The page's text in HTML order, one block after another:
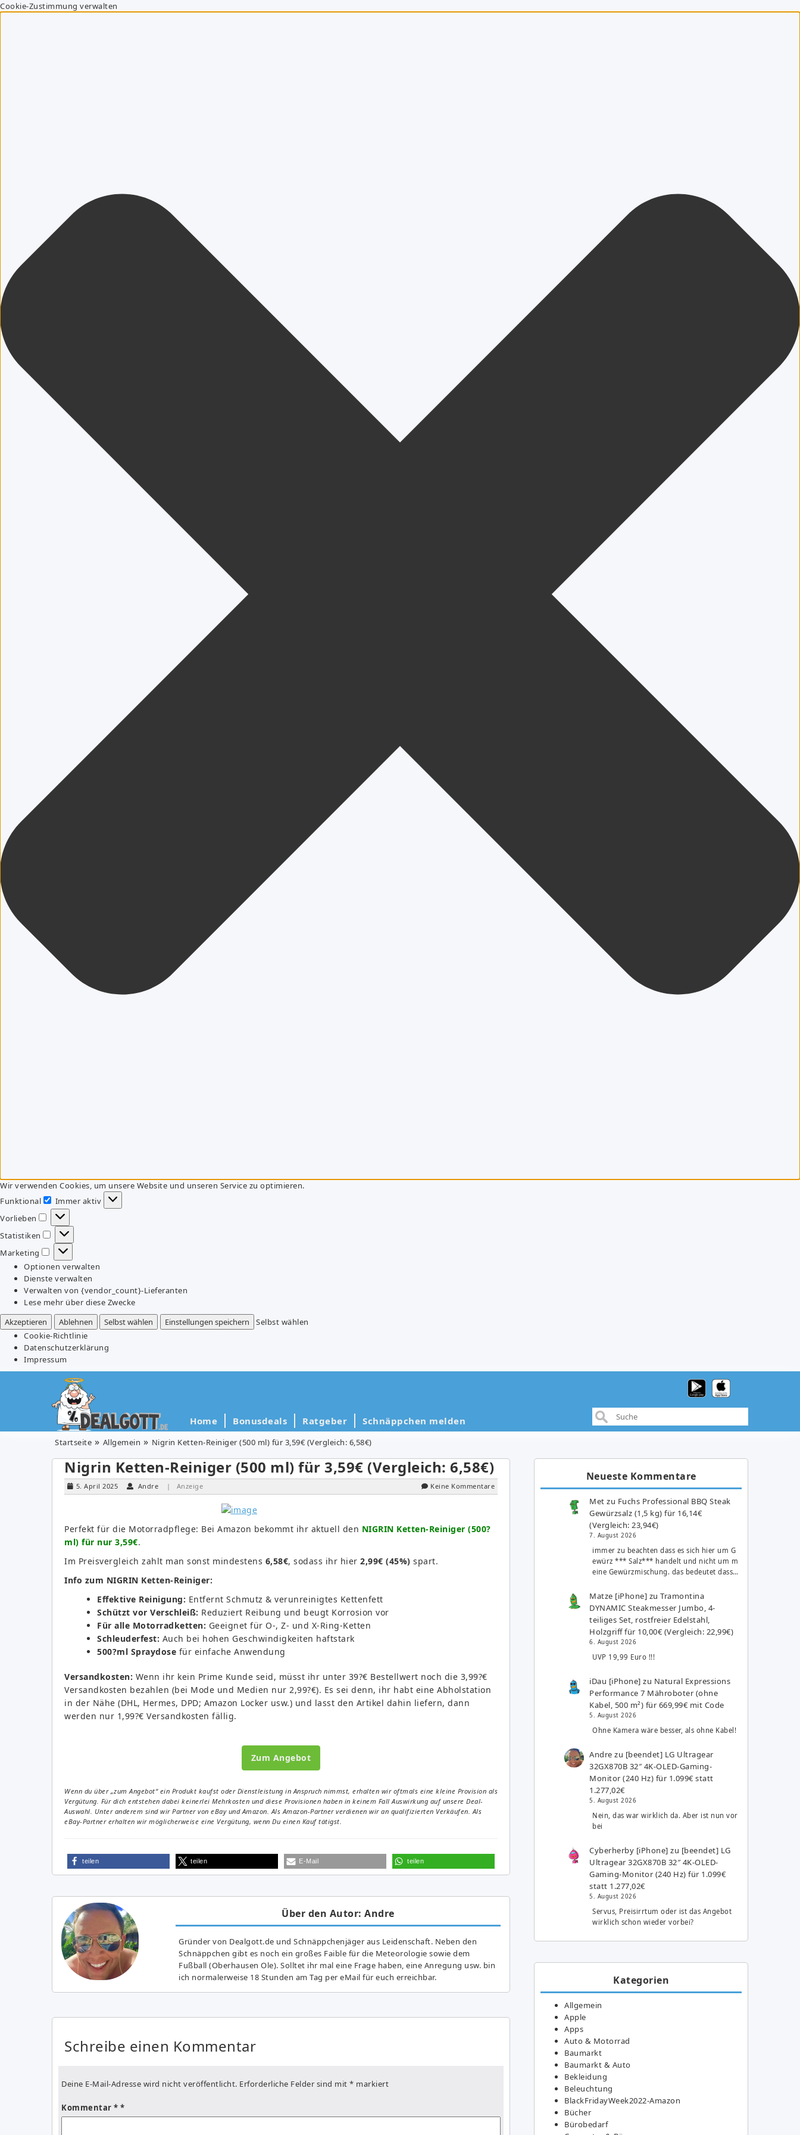
Cookie-Zustimmung verwalten
Wir verwenden Cookies, um unsere Website und unseren Service zu optimieren.
Funktional
Funktional
Immer aktiv
Vorlieben
Vorlieben
Statistiken
Statistiken
Marketing
Marketing
Optionen verwalten
Dienste verwalten
Verwalten von {vendor_count}-Lieferanten
Lese mehr über diese Zwecke
Akzeptieren
Ablehnen Selbst wählen Einstellungen speichern
Selbst wählen
Cookie-Richtlinie
Datenschutzerklärung
Impressum
Home Bonusdeals Ratgeber Schnäppchen melden
Startseite Allgemein Nigrin Ketten-Reiniger (500 ml) für 3,59€ (Vergleich: 6,58€)
Nigrin Ketten-Reiniger (500 ml) für 3,59€ (Vergleich: 6,58€)
5. April 2025 Andre | Anzeige Keine Kommentare
Perfekt für die Motorradpflege: Bei Amazon bekommt ihr aktuell den NIGRIN Ketten-Reiniger (500?
ml) für nur 3,59€.
Im Preisvergleich zahlt man sonst mindestens 6,58€, sodass ihr hier 2,99€ (45%) spart.
Info zum NIGRIN Ketten-Reiniger:
Effektive Reinigung: Entfernt Schmutz & verunreinigtes Kettenfett
Schützt vor Verschleiß: Reduziert Reibung und beugt Korrosion vor
Für alle Motorradketten: Geeignet für O-, Z- und X-Ring-Ketten
Schleuderfest: Auch bei hohen Geschwindigkeiten haftstark
500?ml Spraydose für einfache Anwendung
Versandkosten: Wenn ihr kein Prime Kunde seid, müsst ihr unter 39?€ Bestellwert noch die 3,99?€
Versandkosten bezahlen (bei Mode und Medien nur 2,99?€). Es sei denn, ihr habt eine Abholstation
in der Nähe (DHL, Hermes, DPD; Amazon Locker usw.) und lasst den Artikel dahin liefern, dann
werden nur 1,99?€ Versandkosten fällig.
Zum Angebot
Wenn du über „zum Angebot“ ein Produkt kaufst oder Dienstleistung in Anspruch nimmst, erhalten wir oftmals eine kleine Provision als
Vergütung. Für dich entstehen dabei keinerlei Mehrkosten und diese Provisionen haben in keinem Fall Auswirkung auf unsere Deal-
Auswahl. Unter anderem sind wir Partner von eBay und Amazon. Als Amazon-Partner verdienen wir an qualifizierten Verkäufen. Als
eBay-Partner erhalten wir möglicherweise eine Vergütung, wenn Du einen Kauf tätigst.
teilen teilen E-Mail teilen
Über den Autor: Andre
Gründer von Dealgott.de und Schnäppchenjäger aus Leidenschaft. Neben den
Schnäppchen gibt es noch ein großes Fai­ble für die Meteorologie sowie dem
Fußball (Oberhausen Ole). Solltet ihr mal eine Frage haben, eine Anregung usw. bin
ich normalerweise 18 Stunden am Tag per eMail für euch erreichbar.
Schreibe einen Kommentar
Deine E-Mail-Adresse wird nicht veröffentlicht. Erforderliche Felder sind mit * markiert
Kommentar *
Neueste Kommentare
Met zu Fuchs Professional BBQ Steak
Gewürzsalz (1,5 kg) für 16,14€
(Vergleich: 23,94€)
7. August 2026
immer zu beachten dass es sich hier um G
ewürz *** Salz*** handelt und nicht um m
eine Gewürzmischung. das bedeutet dass…
Matze [iPhone] zuTramontina
DYNAMIC Steakmesser Jumbo, 4-
teiliges Set, rostfreier Edelstahl,
Holzgriff für 10,00€ (Vergleich: 22,99€)
6. August 2026
UVP 19,99 Euro !!!
iDau [iPhone] zu Natural Expressions
Performance 7 Mähroboter (ohne
Kabel, 500 m²) für 669,99€ mit Code
5. August 2026
Ohne Kamera wäre besser, als ohne Kabel!
Andre zu [beendet] LG Ultragear
32GX870B 32″ 4K-OLED-Gaming-
Monitor (240 Hz) für 1.099€ statt
1.277,02€
5. August 2026
Nein, das war wirklich da. Aber ist nun vor
bei
Cyberherby [iPhone] zu [beendet] LG
Ultragear 32GX870B 32″ 4K-OLED-
Gaming-Monitor (240 Hz) für 1.099€
statt 1.277,02€
5. August 2026
Servus, Preisirrtum oder ist das Angebot
wirklich schon wieder vorbei?
Kategorien
Allgemein
Apple
Apps
Auto & Motorrad
Baumarkt
Baumarkt & Auto
Bekleidung
Beleuchtung
BlackFridayWeek2022-Amazon
Bücher
Bürobedarf